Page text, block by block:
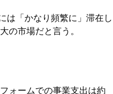
は「かなり頻繁に」滞在し
の市場だと言う。
ォームでの事業支出は約